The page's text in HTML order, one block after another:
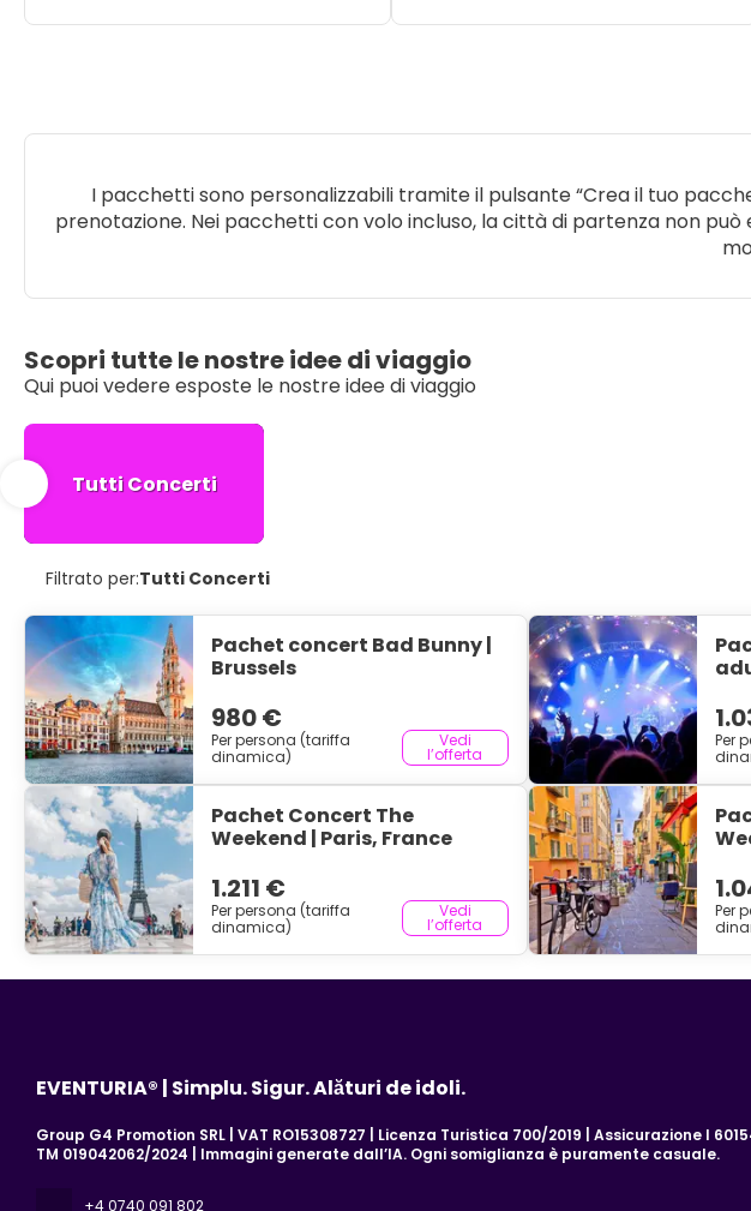
I pacchetti sono personalizzabili tramite il pulsante “Crea il tuo
prenotazione. Nei pacchetti con volo incluso, la città di partenza non
Scopri tutte le nostre idee di viaggio
Qui puoi vedere esposte le nostre idee di viaggio
Tutti Concerti
Filtrato per:Tutti Concerti
Pachet concert Bad Bunny |
Brussels
980 €
Per persona (tariffa
dinamica)
Vedi
l’offerta
Per
Pachet Concert The
Weekend | Paris, France
1.211 €
Per persona (tariffa
dinamica)
Vedi
l’offerta
Per
EVENTURIA® | Simplu. Sigur. Alături de idoli.
Group G4 Promotion SRL | VAT RO15308727 | Licenza Turistica 700/2019 | Assicurazione I
TM 019042062/2024 | Immagini generate dall’IA. Ogni somiglianza è puramente casuale.
+4 0740 091 802